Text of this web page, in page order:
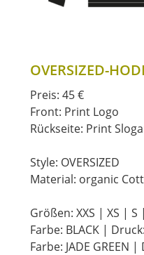
OVERSIZED-
Preis: 45 €
Front: Print Logo
Rückseite: Print
Style: OVERSIZED
Material: organic
Größen: XXS | XS |
Farbe: BLACK |
Farbe: JADE GREEN |